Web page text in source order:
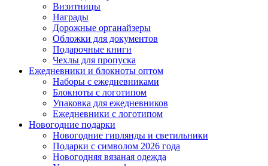
Визитницы
Награды
Дорожные органайзеры
Обложки для документов
Подарочные книги
Чехлы для пропуска
Ежедневники и блокноты оптом
Наборы с ежедневниками
Блокноты с логотипом
Упаковка для ежедневников
Ежедневники с логотипом
Новогодние подарки
Новогодние гирлянды и светильники
Подарки с символом 2026 года
Новогодняя вязаная одежда